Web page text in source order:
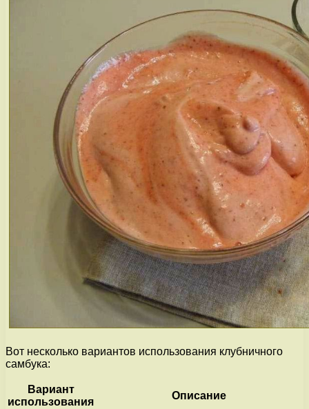
Вот несколько вариантов использования клубничного
самбука:
Вариант
использования
Описание